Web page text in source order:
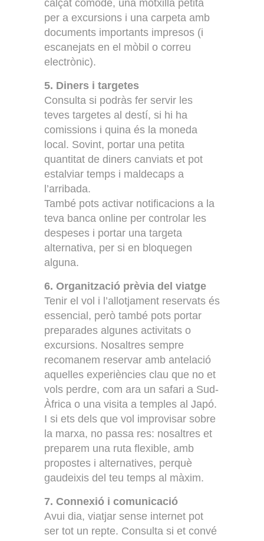
calçat còmode, una motxilla petita
per a excursions i una carpeta amb
documents importants impresos (i
escanejats en el mòbil o correu
electrònic).
5. Diners i targetes
Consulta si podràs fer servir les
teves targetes al destí, si hi ha
comissions i quina és la moneda
local. Sovint, portar una petita
quantitat de diners canviats et pot
estalviar temps i maldecaps a
l’arribada.
També pots activar notificacions a la
teva banca online per controlar les
despeses i portar una targeta
alternativa, per si en bloquegen
alguna.
6. Organització prèvia del viatge
Tenir el vol i l’allotjament reservats és
essencial, però també pots portar
preparades algunes activitats o
excursions. Nosaltres sempre
recomanem reservar amb antelació
aquelles experiències clau que no et
vols perdre, com ara un safari a Sud-
Àfrica o una visita a temples al Japó.
I si ets dels que vol improvisar sobre
la marxa, no passa res: nosaltres et
preparem una ruta flexible, amb
propostes i alternatives, perquè
gaudeixis del teu temps al màxim.
7. Connexió i comunicació
Avui dia, viatjar sense internet pot
ser tot un repte. Consulta si et convé